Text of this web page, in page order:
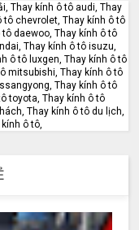
Thay kính ô tô audi, Thay
tô chevrolet, Thay kính ô tô
daewoo, Thay kính ô tô
Thay kính ô tô isuzu,
ô tô luxgen, Thay kính ô tô
mitsubishi, Thay kính ô tô
Thay kính ô tô
toyota, Thay kính ô tô
Thay kính ô tô du lịch,
ô tô,